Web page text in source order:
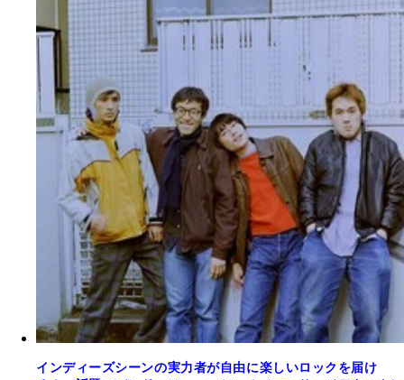
インディーズシーンの実力者が自由に楽しいロックを届け